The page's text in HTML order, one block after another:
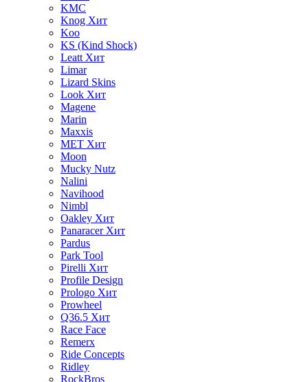
KMC
Knog Хит
Koo
KS (Kind Shock)
Leatt Хит
Limar
Lizard Skins
Look Хит
Magene
Marin
Maxxis
MET Хит
Moon
Mucky Nutz
Nalini
Navihood
Nimbl
Oakley Хит
Panaracer Хит
Pardus
Park Tool
Pirelli Хит
Profile Design
Prologo Хит
Prowheel
Q36.5 Хит
Race Face
Remerx
Ride Concepts
Ridley
RockBros